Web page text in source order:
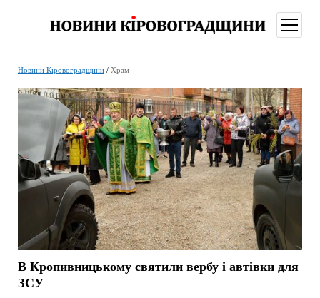
меню
Новини Кіровоградщини/ Храм
В Кропивницькому святили вербу і автівки для
ЗСУ